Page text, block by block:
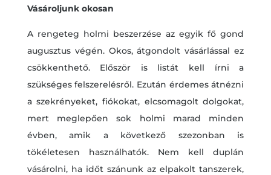
Vásároljunk okosan
A rengeteg holmi beszerzése az egyik fő gond
augusztus végén. Okos, átgondolt vásárlással ez
csökkenthető. Először is listát kell írni a
szükséges felszerelésről. Ezután érdemes átnézni
a szekrényeket, fiókokat, elcsomagolt dolgokat,
mert meglepően sok holmi marad minden
évben, amik a következő szezonban is
tökéletesen használhatók. Nem kell duplán
vásárolni, ha időt szánunk az elpakolt tanszerek,